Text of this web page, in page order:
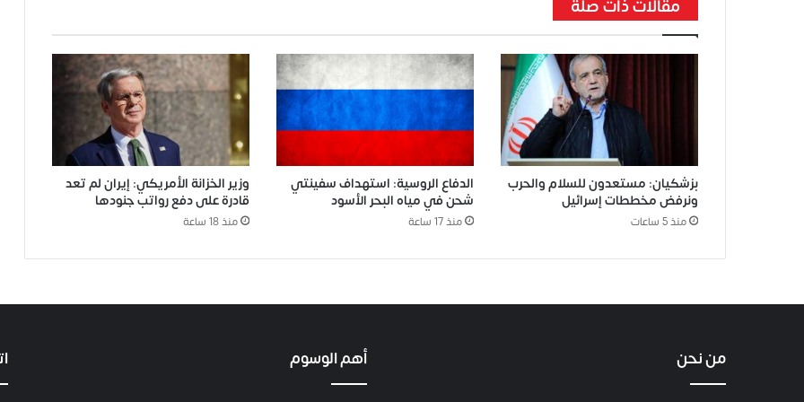
مقالات ذات صلة
بزشكيان: مستعدون للسلام والحرب
ونرفض مخططات إسرائيل
منذ 5 ساعات
الدفاع الروسية: استهداف سفينتي
شحن في مياه البحر الأسود
منذ 17 ساعة
وزير الخزانة الأمريكي: إيران لم تعد
قادرة على دفع رواتب جنودها
منذ 18 ساعة
من نحن أهم الوسوم